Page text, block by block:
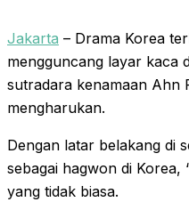
Jakarta – Drama Korea
mengguncang layar kaca
sutradara kenamaan Ahn
mengharukan.
Dengan latar belakang di
sebagai hagwon di
yang tidak biasa.